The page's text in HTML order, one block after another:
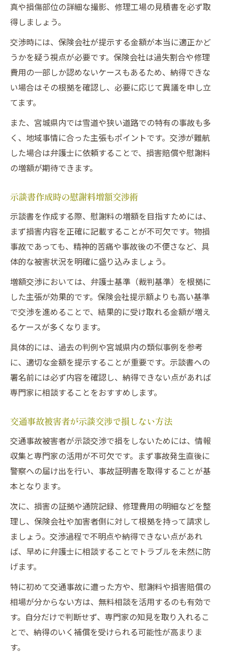
真や損傷部位の詳細な撮影、修理工場の見積書を必ず取
得しましょう。
交渉時には、保険会社が提示する金額が本当に適正かど
うかを疑う視点が必要です。保険会社は過失割合や修理
費用の一部しか認めないケースもあるため、納得できな
い場合はその根拠を確認し、必要に応じて異議を申し立
てます。
また、宮城県内では雪道や狭い道路での特有の事故も多
く、地域事情に合った主張もポイントです。交渉が難航
した場合は弁護士に依頼することで、損害賠償や慰謝料
の増額が期待できます。
示談書作成時の慰謝料増額交渉術
示談書を作成する際、慰謝料の増額を目指すためには、
まず損害内容を正確に記載することが不可欠です。物損
事故であっても、精神的苦痛や事故後の不便さなど、具
体的な被害状況を明確に盛り込みましょう。
増額交渉においては、弁護士基準（裁判基準）を根拠に
した主張が効果的です。保険会社提示額よりも高い基準
で交渉を進めることで、結果的に受け取れる金額が増え
るケースが多くなります。
具体的には、過去の判例や宮城県内の類似事例を参考
に、適切な金額を提示することが重要です。示談書への
署名前には必ず内容を確認し、納得できない点があれば
専門家に相談することをおすすめします。
交通事故被害者が示談交渉で損しない方法
交通事故被害者が示談交渉で損をしないためには、情報
収集と専門家の活用が不可欠です。まず事故発生直後に
警察への届け出を行い、事故証明書を取得することが基
本となります。
次に、損害の証拠や通院記録、修理費用の明細などを整
理し、保険会社や加害者側に対して根拠を持って請求し
ましょう。交渉過程で不明点や納得できない点があれ
ば、早めに弁護士に相談することでトラブルを未然に防
げます。
特に初めて交通事故に遭った方や、慰謝料や損害賠償の
相場が分からない方は、無料相談を活用するのも有効で
す。自分だけで判断せず、専門家の知見を取り入れるこ
とで、納得のいく補償を受けられる可能性が高まりま
す。